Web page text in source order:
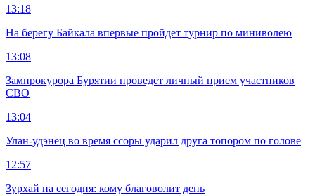
13:18
На берегу Байкала впервые пройдет турнир по миниволею
13:08
Зампрокурора Бурятии проведет личный прием участников
СВО
13:04
Улан-удэнец во время ссоры ударил друга топором по голове
12:57
Зурхай на сегодня: кому благоволит день